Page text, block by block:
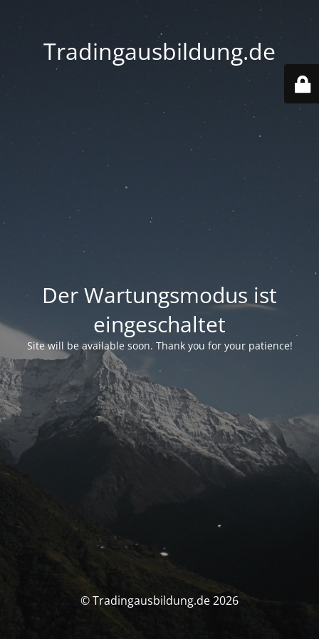
Tradingausbildung.de
Der Wartungsmodus ist
eingeschaltet
Site will be available soon. Thank you for your patience!
© Tradingausbildung.de 2026